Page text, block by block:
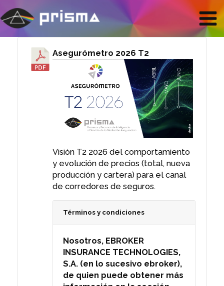
al
contenido
Main
Asegurómetro 2026 T2
Visión T2 2026 del comportamiento
y evolución de precios (total, nueva
producción y cartera) para el canal
de corredores de seguros.
Términos y condiciones
Nosotros, EBROKER
INSURANCE TECHNOLOGIES,
S.A. (en lo sucesivo ebroker),
de quien puede obtener más
de
entradas